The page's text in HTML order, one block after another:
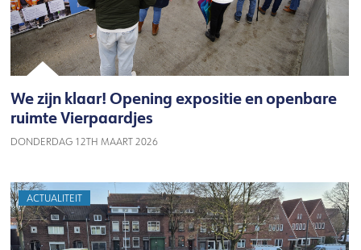
We zijn klaar! Opening expositie en openbare
ruimte Vierpaardjes
DONDERDAG 12TH MAART 2026
ACTUALITEIT